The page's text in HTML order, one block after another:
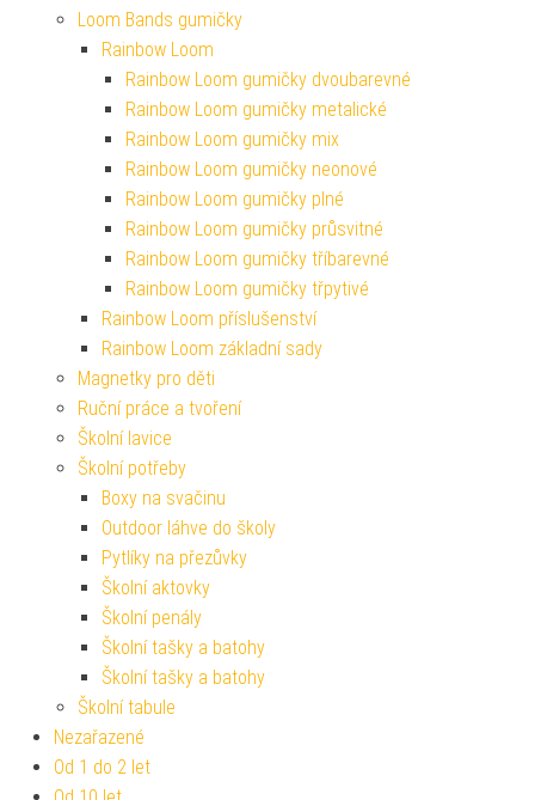
Loom Bands gumičky
Rainbow Loom
Rainbow Loom gumičky dvoubarevné
Rainbow Loom gumičky metalické
Rainbow Loom gumičky mix
Rainbow Loom gumičky neonové
Rainbow Loom gumičky plné
Rainbow Loom gumičky průsvitné
Rainbow Loom gumičky tříbarevné
Rainbow Loom gumičky třpytivé
Rainbow Loom příslušenství
Rainbow Loom základní sady
Magnetky pro děti
Ruční práce a tvoření
Školní lavice
Školní potřeby
Boxy na svačinu
Outdoor láhve do školy
Pytlíky na přezůvky
Školní aktovky
Školní penály
Školní tašky a batohy
Školní tašky a batohy
Školní tabule
Nezařazené
Od 1 do 2 let